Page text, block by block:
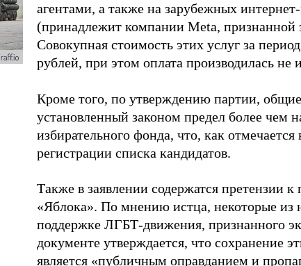
агентами, а также на зарубежных
(принадлежит компании Meta, признанной
Совокупная стоимость этих услуг за
рублей, при этом оплата производилась не
Кроме того, по утверждению партии,
установленный законом предел более чем
избирательного фонда, что, как
регистрации списка кандидатов.
Также в заявлении содержатся претензии
«Яблока». По мнению истца, некоторые из
поддержке ЛГБТ-движения, признанного
документе утверждается, что сохранение
является «публичным оправданием и